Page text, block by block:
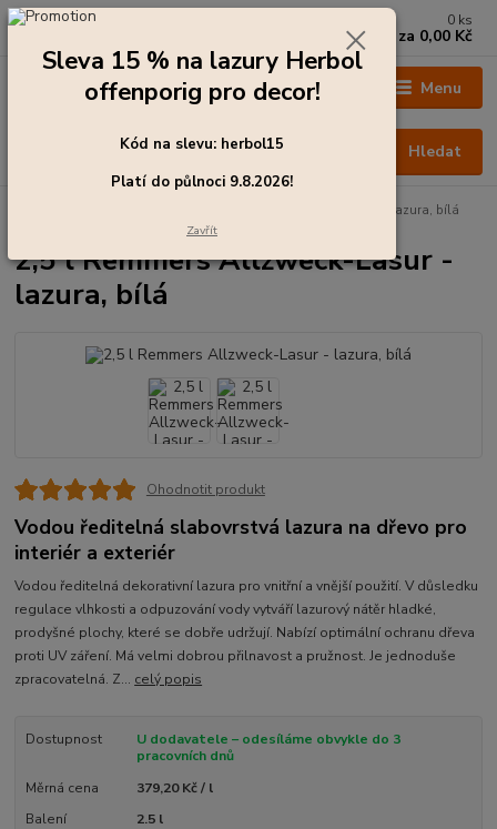
Menu
Hledat
+420 273 136 255
0 ks
za 0,00 Kč
2,5 l Remmers Allzweck-Lasur - lazura, bílá
2,5 l Remmers Allzweck-Lasur -
lazura, bílá
Ohodnotit produkt
Vodou ředitelná slabovrstvá lazura na dřevo pro
interiér a exteriér
Vodou ředitelná dekorativní lazura pro vnitřní a vnější použití. V důsledku
regulace vlhkosti a odpuzování vody vytváří lazurový nátěr hladké,
prodyšné plochy, které se dobře udržují. Nabízí optimální ochranu dřeva
proti UV záření. Má velmi dobrou přilnavost a pružnost. Je jednoduše
zpracovatelná. Z... celý popis
Dostupnost
U dodavatele – odesíláme obvykle do 3
pracovních dnů
Měrná cena
379,20 Kč / l
Balení
2.5 l
Sleva 15 % na lazury Herbol
offenporig pro decor!
Kód na slevu: herbol15
Platí do půlnoci 9.8.2026!
Zavřít